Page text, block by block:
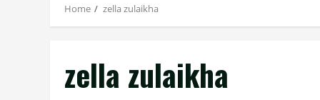
Home zella zulaikha
zella zulaikha